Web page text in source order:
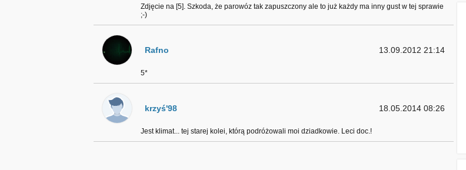
Zdjęcie na [5]. Szkoda, że parowóz tak zapuszczony ale to już każdy ma inny gust w tej sprawie
;-)
Rafno 13.09.2012 21:14
5*
krzyś'98 18.05.2014 08:26
Jest klimat... tej starej kolei, którą podróżowali moi dziadkowie. Leci doc.!